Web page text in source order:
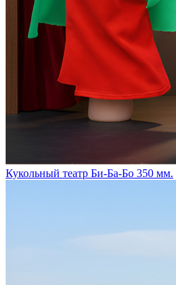
Кукольный театр Би-Ба-Бо 350 мм.